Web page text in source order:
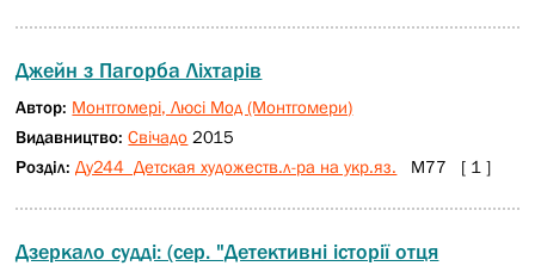
Джейн з Пагорба Ліхтарів
Автор: Монтгомері, Люсі Мод (Монтгомери)
Видавництво:Свічадо 2015
Розділ: Ду244 Детская художеств.л-ра на укр.яз. М77 [ 1 ]
Дзеркало судді: (сер. "Детективні історії отця